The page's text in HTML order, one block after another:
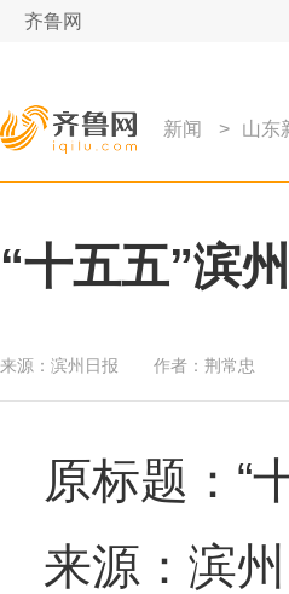
齐鲁网
新闻 > 山东
“十五五”滨
来源： 滨州日报 作者： 荆常忠
原标题：“
来源：滨